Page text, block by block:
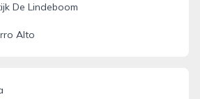
De Lindeboom
Alto